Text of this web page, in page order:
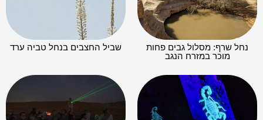
נחל שרף: מסלול גבים פחות
מוכר במזרח הנגב
שביל החצבים בנחל טביה ערד